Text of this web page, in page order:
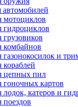
автомобилей
мотоциклов
гидроциклов
комбайнов
газонокосилок и
кораблей
цепных пил
гоночных картов
лодок, катеров и
поездов